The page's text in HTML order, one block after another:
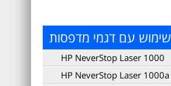
עם דגמי מדפסות
HP NeverStop Laser 1000
HP NeverStop Laser 1000a